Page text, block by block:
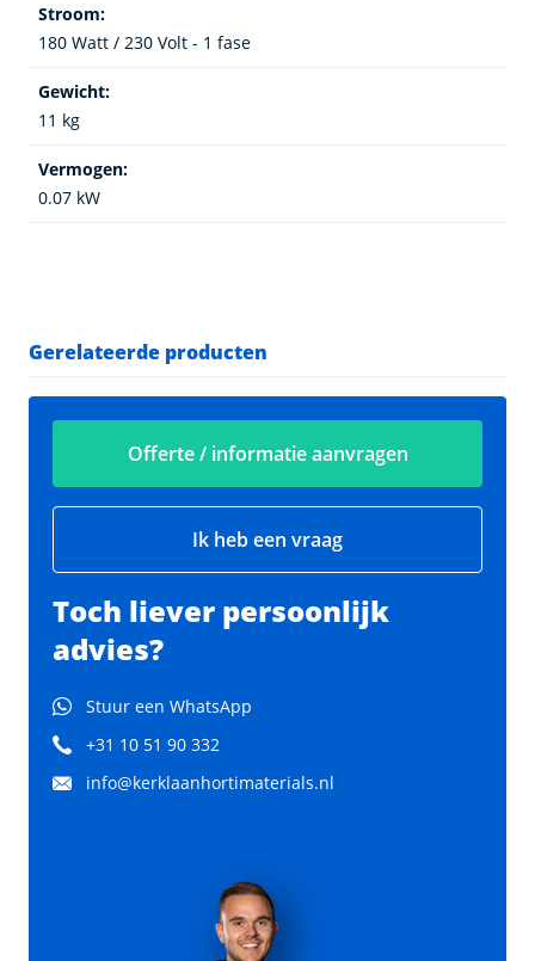
Stroom:
180 Watt / 230 Volt - 1 fase
Gewicht:
11 kg
Vermogen:
0.07 kW
Gerelateerde producten
Offerte / informatie aanvragen
Ik heb een vraag
Toch liever persoonlijk
advies?
Stuur een WhatsApp
+31 10 51 90 332
info@kerklaanhortimaterials.nl